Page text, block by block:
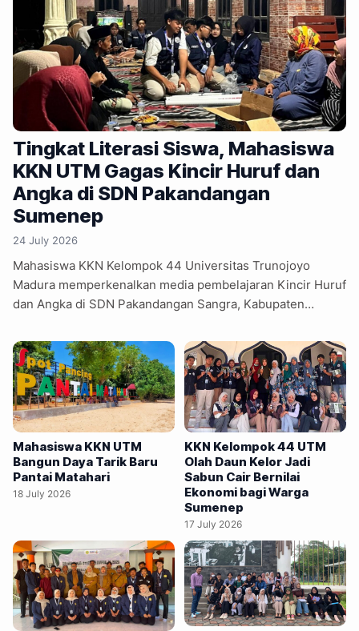
Tingkat Literasi Siswa, Mahasiswa
KKN UTM Gagas Kincir Huruf dan
Angka di SDN Pakandangan
Sumenep
24 July 2026
Mahasiswa KKN Kelompok 44 Universitas Trunojoyo
Madura memperkenalkan media pembelajaran Kincir Huruf
dan Angka di SDN Pakandangan Sangra, Kabupaten
literasi dan numerasi dalam satu media berbasis
permainan (gamification) untuk meningkatkan minat
belajar siswa. Selama kegiatan berlangsung, siswa aktif
menyusun kata, memutar kincir, dan menyelesaikan soal
berhitung secara bergantian. Media pembelajaran itu
diserahkan kepada sekolah agar tetap dimanfaatkan guru
setelah program KKN berakhir. Mahasiswa berharap
inovasi sederhana tersebut mampu mendukung
pembelajaran yang lebih interaktif, menyenangkan, dan
berkelanjutan. Penulis: Fathur Rozi — Mahasiswa Program
Studi Ilmu Komunikasi, Semester 6, Universitas Trunojoyo
Madura (UTM). MAHASISWA Kuliah Kerja Nyata…
Mahasiswa KKN UTM
Bangun Daya Tarik Baru
Pantai Matahari
18 July 2026
KKN Kelompok 44 UTM
Olah Daun Kelor Jadi
Sabun Cair Bernilai
Ekonomi bagi Warga
Sumenep
17 July 2026